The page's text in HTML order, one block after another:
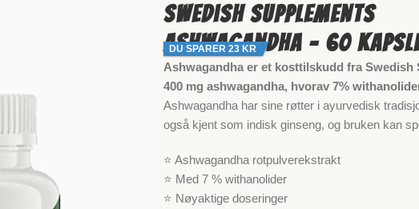
Swedish Supplements
Ashwagandha – 60
DU SPARER 23 KR
Ashwagandha er et kosttilskudd fra Swedish
400 mg ashwagandha, hvorav 7%
Ashwagandha har sine røtter i ayurvedisk
også kjent som indisk ginseng, og bruken kan
⭐ Ashwagandha rotpulverekstrakt
⭐ Med 7 % withanolider
⭐ Nøyaktige doseringer